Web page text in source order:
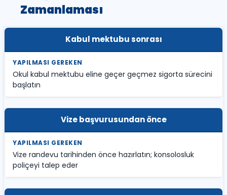
Zamanlaması
Kabul mektubu sonrası
Okul kabul mektubu eline geçer geçmez sigorta sürecini
başlatın
Vize başvurusundan önce
Vize randevu tarihinden önce hazırlatın; konsolosluk
poliçeyi talep eder